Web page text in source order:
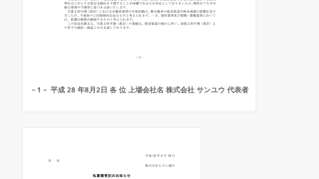
－1－ 平成 28 年8月2日 各 位 上場会社名 株式会社 サンユウ 代表者